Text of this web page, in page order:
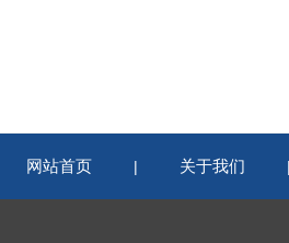
网站首页 | 关于我们